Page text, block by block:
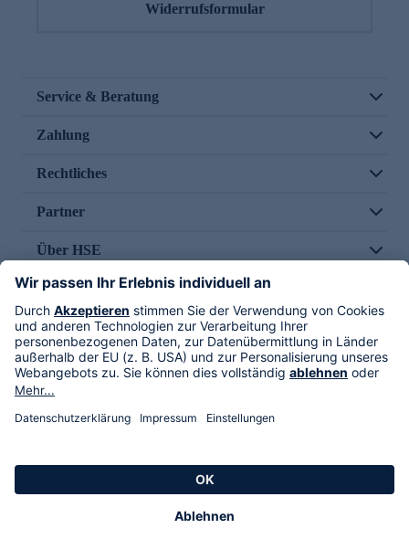
Widerrufsformular
Service & Beratung
Zahlung
Rechtliches
Partner
Über HSE
Im TV
HSE International